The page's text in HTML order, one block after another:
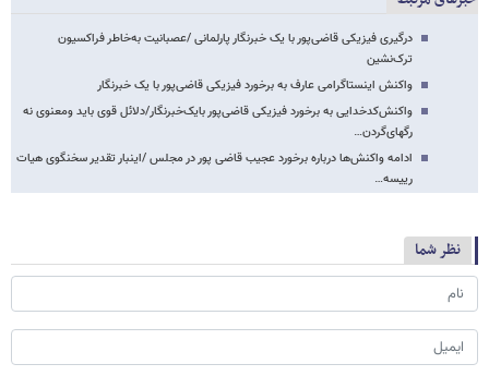
درگیری فیزیکی قاضی‌پور با یک خبرنگار پارلمانی /عصبانیت به‌خاطر فراکسیون
ترک‌نشین
واکنش اینستاگرامی عارف به برخورد فیزیکی قاضی‌پور با یک خبرنگار
واکنش‌کدخدایی به برخورد فیزیکی قاضی‌پور بایک‌خبرنگار/دلائل قوی‌ باید ومعنوی نه
رگهای‌گردن…
ادامه واکنش‌ها درباره برخورد عجیب قاضی پور در مجلس /اینبار تقدیر سخنگوی هیات
رییسه…
نظر شما